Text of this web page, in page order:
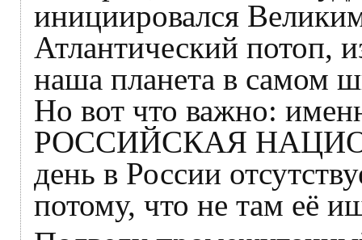
инициировался
Атлантический потоп,
наша планета в самом
Но вот что важно:
РОССИЙСКАЯ
день в России
потому, что не там её